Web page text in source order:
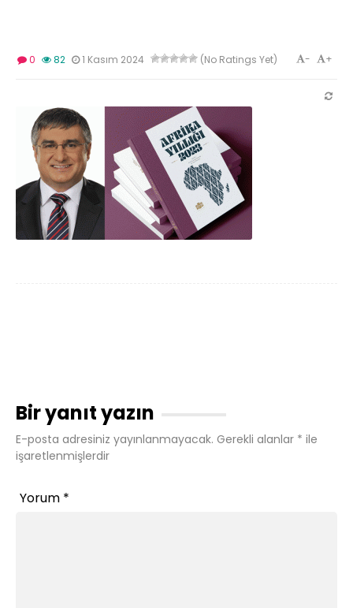
0 82 1 Kasım 2024 (No Ratings Yet) +
-
Bir yanıt yazın
E-posta adresiniz yayınlanmayacak. Gerekli alanlar * ile
işaretlenmişlerdir
Yorum *